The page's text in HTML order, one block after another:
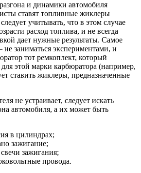
и динамики автомобиля
ставят топливные жиклеры
учитывать, что в этом случае
расход топлива, и не всегда
дает нужные результаты. Самое
не заниматься экспериментами, и
тот ремкоплект, который
этой марки карбюратора (например,
ставить жиклеры, предназначенные
не устраивает, следует искать
автомобиля, а их может быть
в цилиндрах;
зажигание;
зажигания;
провода.